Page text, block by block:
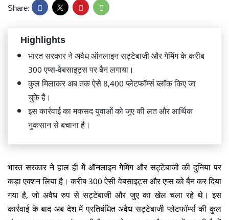
Share:
Highlights
भारत सरकार ने अवैध ऑनलाइन सट्टेबाजी और गेमिंग के करीब
300 एप्स-वेबसाइट्स पर बैन लगाया।
कुल मिलाकर अब तक ऐसे 8,400 प्लेटफॉर्म्स ब्लॉक किए जा
चुके है।
इस कार्रवाई का मकसद युवाओं को जुए की लत और आर्थिक
नुकसान से बचाना है।
भारत सरकार ने हाल ही में ऑनलाइन गेमिंग और सट्टेबाजी की दुनिया पर
कड़ा एक्शन लिया है। करीब 300 ऐसी वेबसाइट्स और एप्स को बैन कर दिया
गया है, जो अवैध रुप से सट्टेबाजी और जुए का खेल चला रहे थे। इस
कार्रवाई के बाद अब देश में प्रतिबंधित अवैध सट्टेबाजी प्लेटफॉर्म्स की कुल